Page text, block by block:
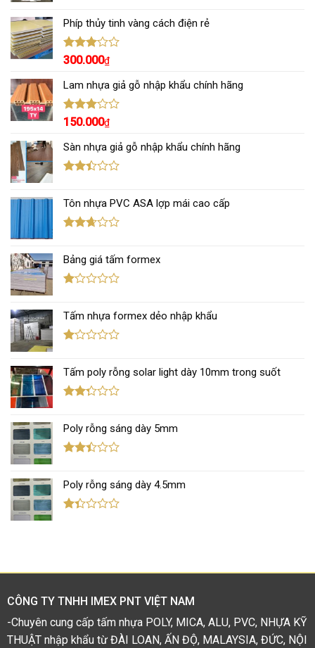
4.00 5
sao
Phíp thủy tinh vàng cách điện rẻ
Được
hạng
3.00 5
sao
300.000₫
Lam nhựa giả gỗ nhập khẩu chính hãng
Được
hạng
3.00 5
sao
150.000₫
Sàn nhựa giả gỗ nhập khẩu chính hãng
hạng
2.43
5 sao
Tôn nhựa PVC ASA lợp mái cao cấp
hạng
2.67
5 sao
Bảng giá tấm formex
hạng
1.12
5
Tấm nhựa formex dẻo nhập khẩu
hạng
1.11
5
Tấm poly rỗng solar light dày 10mm trong suốt
hạng
2.31
5 sao
Poly rỗng sáng dày 5mm
hạng
2.41
5 sao
Poly rỗng sáng dày 4.5mm
sao
CÔNG TY TNHH IMEX PNT VIỆT NAM
-Chuyên cung cấp tấm nhựa POLY, MICA, ALU, PVC, NHỰA KỸ
THUẬT nhập khẩu từ ĐÀI LOAN, ẤN ĐỘ, MALAYSIA, ĐỨC, NỘI